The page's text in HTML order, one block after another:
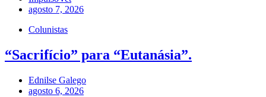
agosto 7, 2026
Colunistas
“Sacrifício” para “Eutanásia”.
Ednilse Galego
agosto 6, 2026